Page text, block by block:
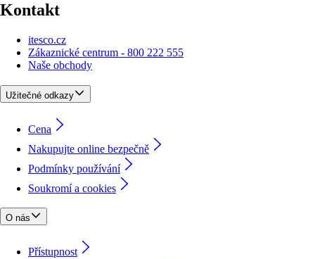
Kontakt
itesco.cz
Zákaznické centrum - 800 222 555
Naše obchody
Užitečné odkazy
Cena
Nakupujte online bezpečně
Podmínky používání
Soukromí a cookies
O nás
Přístupnost